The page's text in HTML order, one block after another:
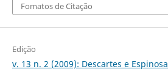
Fomatos de Citação
Edição
v. 13 n. 2 (2009): Descartes e Espinosa